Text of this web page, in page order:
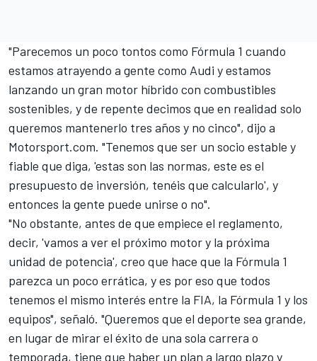
"Parecemos un poco tontos como Fórmula 1 cuando
estamos atrayendo a gente como Audi y estamos
lanzando un gran motor híbrido con combustibles
sostenibles, y de repente decimos que en realidad solo
queremos mantenerlo tres años y no cinco", dijo a
Motorsport.com. "Tenemos que ser un socio estable y
fiable que diga, 'estas son las normas, este es el
presupuesto de inversión, tenéis que calcularlo', y
entonces la gente puede unirse o no".
"No obstante, antes de que empiece el reglamento,
decir, 'vamos a ver el próximo motor y la próxima
unidad de potencia', creo que hace que la Fórmula 1
parezca un poco errática, y es por eso que todos
tenemos el mismo interés entre la FIA, la Fórmula 1 y los
equipos", señaló. "Queremos que el deporte sea grande,
en lugar de mirar el éxito de una sola carrera o
temporada, tiene que haber un plan a largo plazo y